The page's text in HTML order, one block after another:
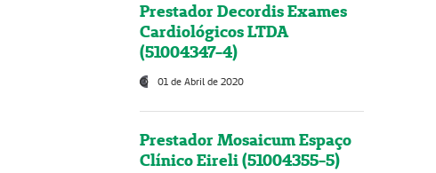
Prestador Decordis Exames
Cardiológicos LTDA
(51004347-4)
01 de Abril de 2020
Prestador Mosaicum Espaço
Clínico Eireli (51004355-5)